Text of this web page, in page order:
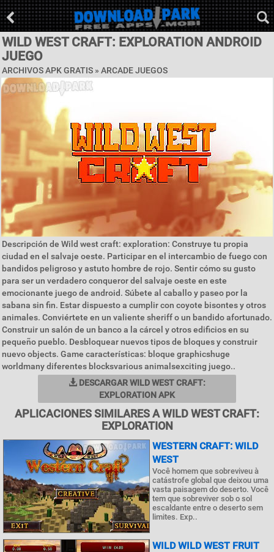
WILD WEST CRAFT: EXPLORATION ANDROID
JUEGO
ARCHIVOS APK GRATIS » ARCADE JUEGOS
Descripción de Wild west craft: exploration: Construye tu propia
ciudad en el salvaje oeste. Participar en el intercambio de fuego con
bandidos peligroso y astuto hombre de rojo. Sentir cómo su gusto
para ser un verdadero conqueror del salvaje oeste en este
emocionante juego de android. Súbete al caballo y paseo por la
sabana sin fin. Estar dispuesto a cumplir con coyote bisontes y otros
animales. Conviértete en un valiente sheriff o un bandido afortunado.
Construir un salón de un banco a la cárcel y otros edificios en su
pequeño pueblo. Desbloquear nuevos tipos de bloques y construir
nuevo objects. Game características: bloque graphicshuge
worldmany diferentes blocksvarious animalsexciting juego..
DESCARGAR WILD WEST CRAFT:
EXPLORATION APK
APLICACIONES SIMILARES A WILD WEST CRAFT:
EXPLORATION
WESTERN CRAFT: WILD
WEST
Você homem que sobreviveu à
catástrofe global que deixou uma
vasta paisagem do deserto. Você
tem que sobreviver sob o sol
escaldante entre o deserto sem
limites. Exp..
WILD WILD WEST FRUIT